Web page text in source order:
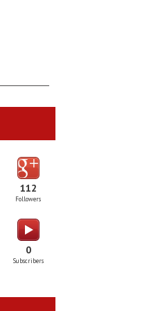
112
Followers
0
Subscribers